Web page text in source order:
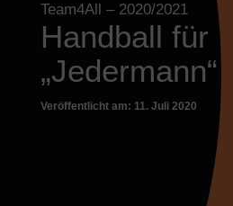
Team4All – 2020/2021
Handball für
„Jedermann“
Veröffentlicht am: 11. Juli 2020